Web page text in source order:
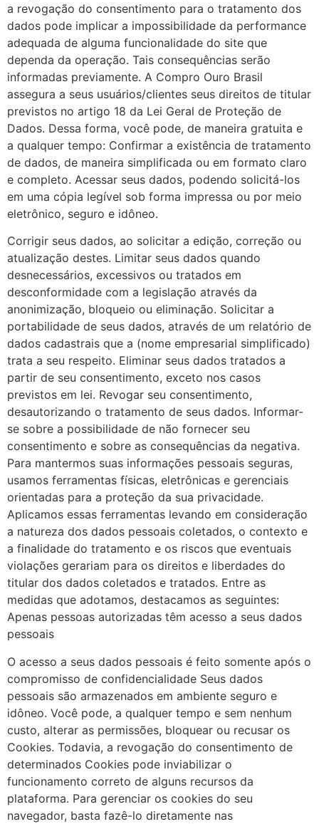
a revogação do consentimento para o tratamento dos
dados pode implicar a impossibilidade da performance
adequada de alguma funcionalidade do site que
dependa da operação. Tais consequências serão
informadas previamente. A Compro Ouro Brasil
assegura a seus usuários/clientes seus direitos de titular
previstos no artigo 18 da Lei Geral de Proteção de
Dados. Dessa forma, você pode, de maneira gratuita e
a qualquer tempo: Confirmar a existência de tratamento
de dados, de maneira simplificada ou em formato claro
e completo. Acessar seus dados, podendo solicitá-los
em uma cópia legível sob forma impressa ou por meio
eletrônico, seguro e idôneo.
Corrigir seus dados, ao solicitar a edição, correção ou
atualização destes. Limitar seus dados quando
desnecessários, excessivos ou tratados em
desconformidade com a legislação através da
anonimização, bloqueio ou eliminação. Solicitar a
portabilidade de seus dados, através de um relatório de
dados cadastrais que a (nome empresarial simplificado)
trata a seu respeito. Eliminar seus dados tratados a
partir de seu consentimento, exceto nos casos
previstos em lei. Revogar seu consentimento,
desautorizando o tratamento de seus dados. Informar-
se sobre a possibilidade de não fornecer seu
consentimento e sobre as consequências da negativa.
Para mantermos suas informações pessoais seguras,
usamos ferramentas físicas, eletrônicas e gerenciais
orientadas para a proteção da sua privacidade.
Aplicamos essas ferramentas levando em consideração
a natureza dos dados pessoais coletados, o contexto e
a finalidade do tratamento e os riscos que eventuais
violações gerariam para os direitos e liberdades do
titular dos dados coletados e tratados. Entre as
medidas que adotamos, destacamos as seguintes:
Apenas pessoas autorizadas têm acesso a seus dados
pessoais
O acesso a seus dados pessoais é feito somente após o
compromisso de confidencialidade Seus dados
pessoais são armazenados em ambiente seguro e
idôneo. Você pode, a qualquer tempo e sem nenhum
custo, alterar as permissões, bloquear ou recusar os
Cookies. Todavia, a revogação do consentimento de
determinados Cookies pode inviabilizar o
funcionamento correto de alguns recursos da
plataforma. Para gerenciar os cookies do seu
navegador, basta fazê-lo diretamente nas